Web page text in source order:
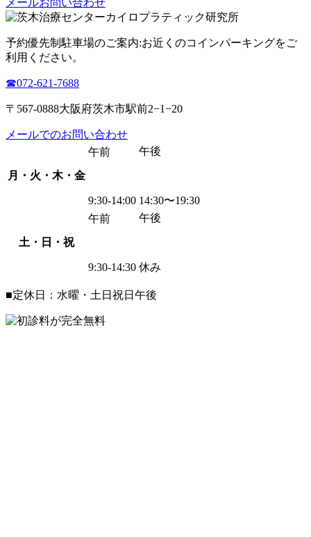
メールお問い合わせ
予約優先制駐車場のご案内:お近くのコインパーキングをご
利用ください。
☎︎072-621-7688
〒567-0888大阪府茨木市駅前2−1−20
メールでのお問い合わせ
月・火・木・金
午前
9:30-14:00
午後
14:30〜19:30
土・日・祝
午前
9:30-14:30
午後
休み
■定休日：水曜・土日祝日午後